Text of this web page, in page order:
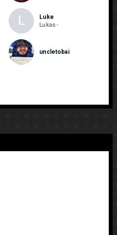
L
Luke
Lukas -
uncletobai